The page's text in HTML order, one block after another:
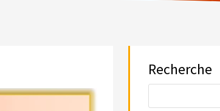
Recherche